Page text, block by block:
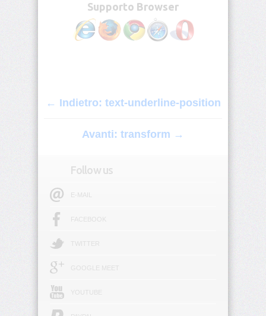
end
border-
color
block-
end-
Supporto Browser
← Indietro: text-underline-position
Avanti: transform →
Follow us
E-MAIL
FACEBOOK
TWITTER
GOOGLE MEET
YOUTUBE